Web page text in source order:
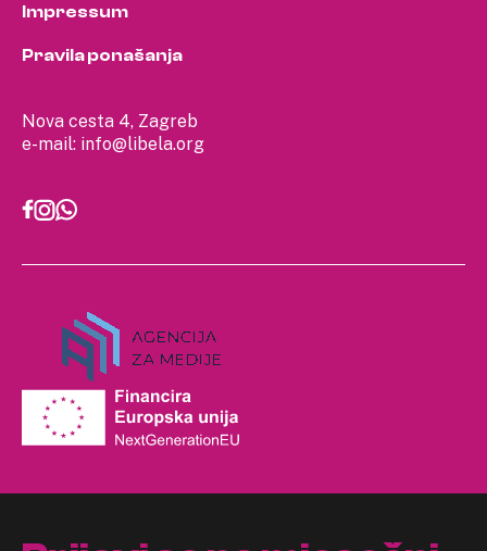
Nova cesta 4, Zagreb
e-mail: info@libela.org
Impressum
Pravila ponašanja